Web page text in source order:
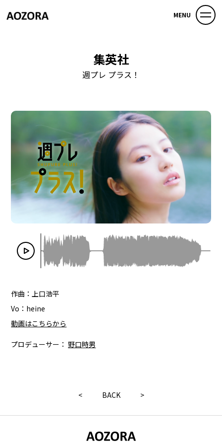
MENU
集英社
週プレ プラス！
作曲：上口浩平
Vo：heine
動画はこちらから
プロデューサー： 野口時男
< BACK >